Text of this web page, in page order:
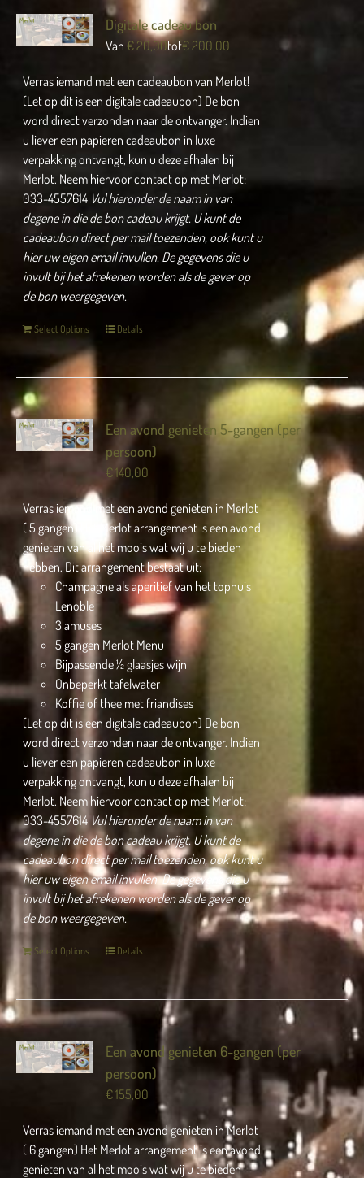
Digitale cadeau bon
Van €20,00tot€200,00
Verras iemand met een cadeaubon van Merlot!
(Let op dit is een digitale cadeaubon) De bon
word direct verzonden naar de ontvanger. Indien
u liever een papieren cadeaubon in luxe
verpakking ontvangt, kun u deze afhalen bij
Merlot. Neem hiervoor contact op met Merlot:
033-4557614 Vul hieronder de naam in van
degene in die de bon cadeau krijgt. U kunt de
cadeaubon direct per mail toezenden, ook kunt u
hier uw eigen email invullen. De gegevens die u
invult bij het afrekenen worden als de gever op
de bon weergegeven.
Select Options Details
Een avond genieten 5-gangen (per
persoon)
€140,00
Verras iemand met een avond genieten in Merlot
( 5 gangen) Het Merlot arrangement is een avond
genieten van al het moois wat wij u te bieden
hebben. Dit arrangement bestaat uit:
Champagne als aperitief van het tophuis
Lenoble
3 amuses
5 gangen Merlot Menu
Bijpassende ½ glaasjes wijn
Onbeperkt tafelwater
Koffie of thee met friandises
(Let op dit is een digitale cadeaubon) De bon
word direct verzonden naar de ontvanger. Indien
u liever een papieren cadeaubon in luxe
verpakking ontvangt, kun u deze afhalen bij
Merlot. Neem hiervoor contact op met Merlot:
033-4557614 Vul hieronder de naam in van
degene in die de bon cadeau krijgt.U kunt de
cadeaubon direct per mail toezenden, ook kunt u
hier uw eigen email invullen.De gegevens die u
invult bij het afrekenen worden als de gever op
de bon weergegeven.
Select Options Details
Een avond genieten 6-gangen (per
persoon)
€155,00
Verras iemand met een avond genieten in Merlot
( 6 gangen) Het Merlot arrangement is een avond
genieten van al het moois wat wij u te bieden